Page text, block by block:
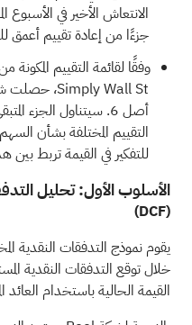
الانتعاش الأخير في
جزءًا من إعادة تقييم أعمق
وفقًا لقائمة التقييم
Simply Wall St، حصلت شركة Pool حاليًا على
أصل 6.
سيتناول الجزء
التقييم المختلفة بشأن
للتفكير في القيمة تربط بين
الأسلوب الأول: تحليل
(DCF)
يقوم نموذج التدفقات النقدية
خلال توقع التدفقات النقدية
القيمة الحالية باستخدام العائد